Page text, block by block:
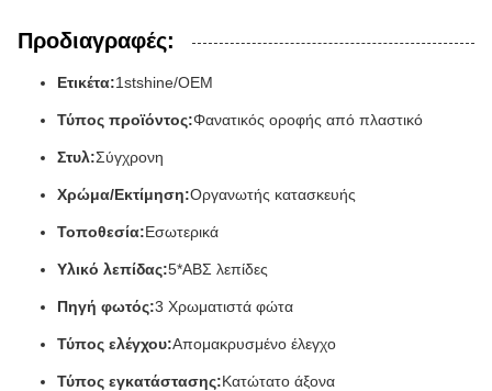
Προδιαγραφές:
Ετικέτα:1stshine/OEM
Τύπος προϊόντος:Φανατικός οροφής από πλαστικό
Στυλ:Σύγχρονη
Χρώμα/Εκτίμηση:Οργανωτής κατασκευής
Τοποθεσία:Εσωτερικά
Υλικό λεπίδας:5*ΑΒΣ λεπίδες
Πηγή φωτός:3 Χρωματιστά φώτα
Τύπος ελέγχου:Απομακρυσμένο έλεγχο
Τύπος εγκατάστασης:Κατώτατο άξονα